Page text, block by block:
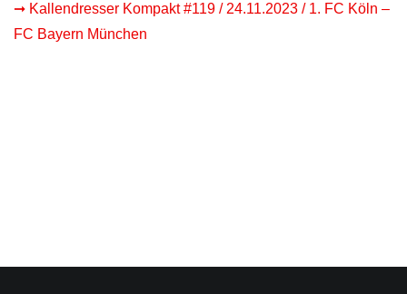
➞ Kallendresser Kompakt #119 / 24.11.2023 / 1. FC Köln –
FC Bayern München